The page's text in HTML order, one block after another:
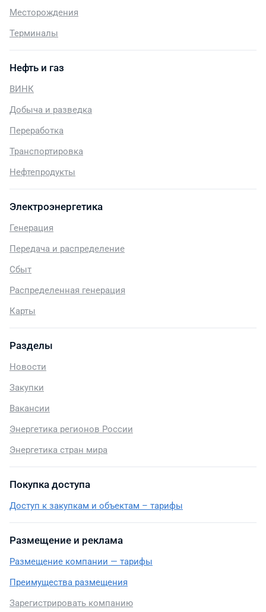
Месторождения
Терминалы
Нефть и газ
ВИНК
Добыча и разведка
Переработка
Транспортировка
Нефтепродукты
Электроэнергетика
Генерация
Передача и распределение
Сбыт
Распределенная генерация
Карты
Разделы
Новости
Закупки
Вакансии
Энергетика регионов России
Энергетика стран мира
Покупка доступа
Доступ к закупкам и объектам – тарифы
Размещение и реклама
Размещение компании — тарифы
Преимущества размещения
Зарегистрировать компанию